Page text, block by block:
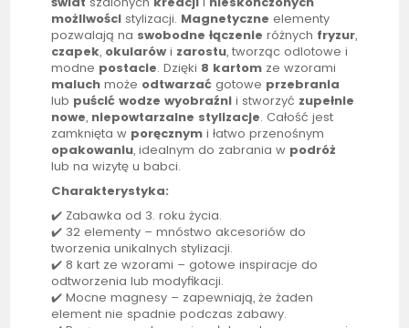
możliwości stylizacji. Magnetyczne elementy
pozwalają na swobodne łączenie różnych fryzur,
czapek, okularów i zarostu, tworząc odlotowe i
modne postacie. Dzięki 8 kartom ze wzorami
maluch może odtwarzać gotowe przebrania
lub puścić wodze wyobraźni i stworzyć zupełnie
nowe, niepowtarzalne stylizacje. Całość jest
zamknięta w poręcznym i łatwo przenośnym
opakowaniu, idealnym do zabrania w podróż
lub na wizytę u babci.
Charakterystyka:
✔️ Zabawka od 3. roku życia.
✔️ 32 elementy – mnóstwo akcesoriów do
tworzenia unikalnych stylizacji.
✔️ 8 kart ze wzorami – gotowe inspiracje do
odtworzenia lub modyfikacji.
✔️ Mocne magnesy – zapewniają, że żaden
element nie spadnie podczas zabawy.